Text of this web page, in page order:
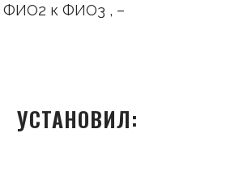
ФИО2 к ФИО3 , –
УСТАНОВИЛ: